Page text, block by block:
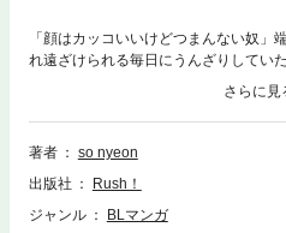
「顔はカッコいいけどつまんない奴」
れ遠ざけられる毎日にうんざりしてい
一匹の猫。離れようとしない猫を仕方
思議な夢を見た。そこではいきなり
を覚ますと何故かそいつが目の前に！
彼の姿は何故だか猫になってしまって
著者
so nyeon
出版社
Rush！
ジャンル
BLマンガ